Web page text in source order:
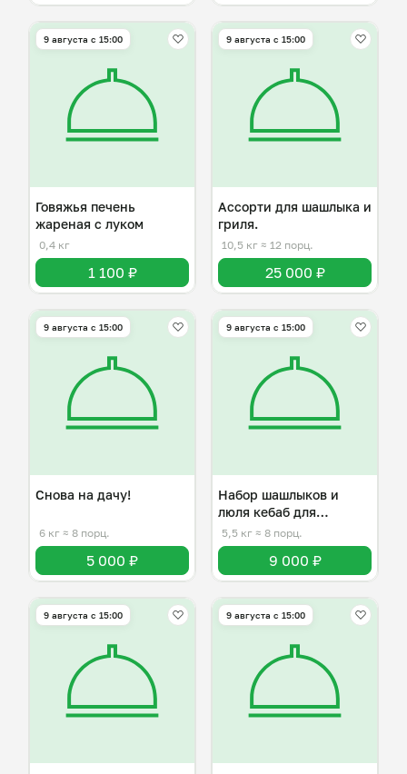
9 августа с 15:00
Говяжья печень
жареная с луком
0,4 кг
1 100 ₽
9 августа с 15:00
Ассорти для шашлыка и
гриля.
10,5 кг ≈ 12 порц.
25 000 ₽
9 августа с 15:00
Снова на дачу!
6 кг ≈ 8 порц.
5 000 ₽
9 августа с 15:00
Набор шашлыков и
люля кебаб для
пикника.
5,5 кг ≈ 8 порц.
9 000 ₽
9 августа с 15:00 9 августа с 15:00